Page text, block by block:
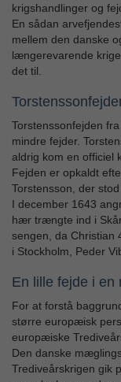
krigshandlinger og
En sådan
mellem den danske
længerevarende
det til.
Torstenssonfejden
mindre fejder.
aldrig kom en officiel
Fejden er opkaldt
Torstensson, der
I december 1643
hær trængte ind i
sengen, da Christian
i Stockholm, Peder
En lille fejde i en
For at forstå
større europæisk
europæiske
Den danske
Trediveårskrigen gik